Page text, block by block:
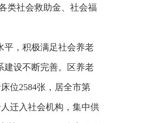
类社会救助金、社会福
平，积极满足社会养老
建设不断完善。区养老
位2584张，居全市第
迁入社会机构，集中供